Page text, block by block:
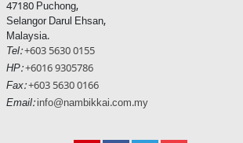
47180 Puchong,
Selangor Darul Ehsan,
Malaysia.
Tel:+603 5630 0155
HP:+6016 9305786
Fax:+603 5630 0166
Email: info@nambikkai.com.my